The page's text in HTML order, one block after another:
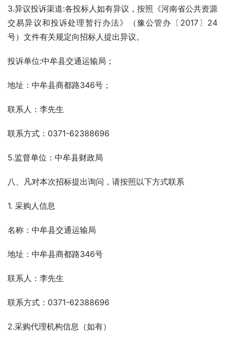
3.异议投诉渠道:各投标人如有异议，按照《河南省公共资源
交易异议和投诉处理暂行办法》（豫公管办〔2017〕24
号）文件有关规定向招标人提出异议。
投诉单位:中牟县交通运输局；
地址：中牟县商都路346号；
联系人：李先生
联系方式：0371-62388696
5.监督单位：中牟县财政局
八、凡对本次招标提出询问，请按照以下方式联系
1. 采购人信息
名称：中牟县交通运输局
地址：中牟县商都路346号
联系人：李先生
联系方式：0371-62388696
2.采购代理机构信息（如有）